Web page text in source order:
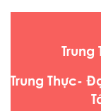
Trung
Trung Thực-